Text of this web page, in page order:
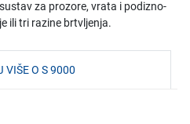
za prozore, vrata i podizno-
ili tri razine brtvljenja.
VIŠE O S 9000